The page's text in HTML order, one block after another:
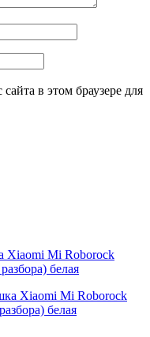
в этом браузере для
Xiaomi Mi Roborock
белая